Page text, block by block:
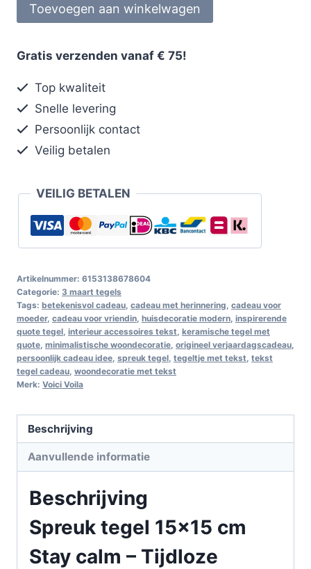
Toevoegen aan winkelwagen
Gratis verzenden vanaf € 75!
Top kwaliteit
Snelle levering
Persoonlijk contact
Veilig betalen
VEILIG BETALEN
Artikelnummer: 6153138678604
Categorie: 3 maart tegels
Tags: betekenisvol cadeau cadeau met herinnering cadeau voor
moeder, cadeau voor vriendin huisdecoratie modern inspirerende
quote tegel interieur accessoires tekst keramische tegel met
quote minimalistische woondecoratie origineel verjaardagscadeau
persoonlijk cadeau idee spreuk tegel tegeltje met tekst tekst
tegel cadeau woondecoratie met tekst
Merk: Voici Voila
Beschrijving
Aanvullende informatie
Beschrijving
Spreuk tegel 15×15 cm
Stay calm – Tijdloze